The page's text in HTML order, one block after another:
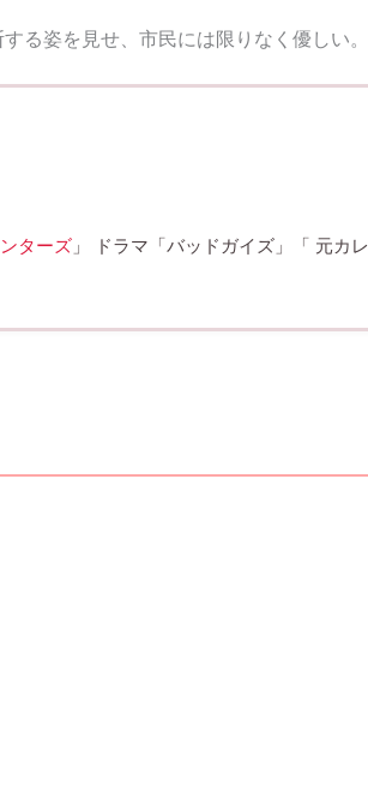
る姿を見せ、市民には限りなく優しい。
ターズ 」 ドラマ「バッドガイズ」「 元カレ